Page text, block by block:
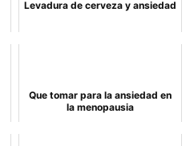
Levadura de cerveza y ansiedad
Que tomar para la ansiedad en
la menopausia